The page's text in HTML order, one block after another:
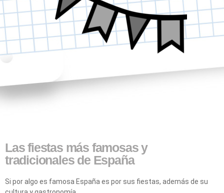
Las fiestas más famosas y
tradicionales de España
Si por algo es famosa España es por sus fiestas, además de su